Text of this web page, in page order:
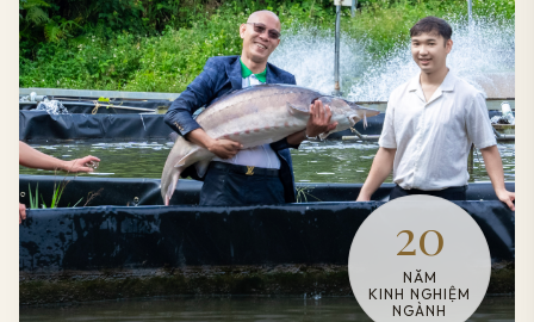
20
NĂM
KINH NGHIỆM
NGÀNH